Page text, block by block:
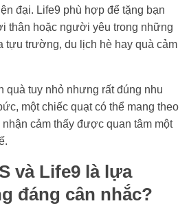
đại. Life9 phù hợp để tặng bạn
thân hoặc người yêu trong những
tựu trường, du lịch hè hay quà cảm
quà tuy nhỏ nhưng rất đúng nhu
một chiếc quạt có thể mang theo
cảm thấy được quan tâm một
và Life9 là lựa
đáng cân nhắc?